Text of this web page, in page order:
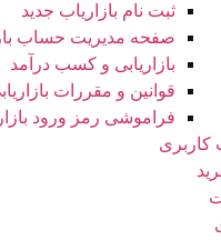
ثبت نام بازاریاب جدید
صفحه مدیریت حساب
بازاریابی و کسب درآمد
قوانین و مقررات
فراموشی رمز ورود